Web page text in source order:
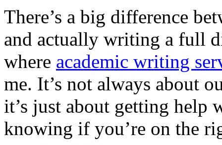
There’s a big difference
and actually writing a full
where academic writing
me. It’s not always about
it’s just about getting help
knowing if you’re on the